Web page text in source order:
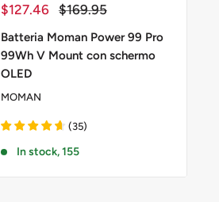
Prezzo
$127.46 Prezzo
$169.95
Batteria Moman Power 99 Pro
99Wh V Mount con schermo
OLED
MOMAN
(35)
In stock, 155